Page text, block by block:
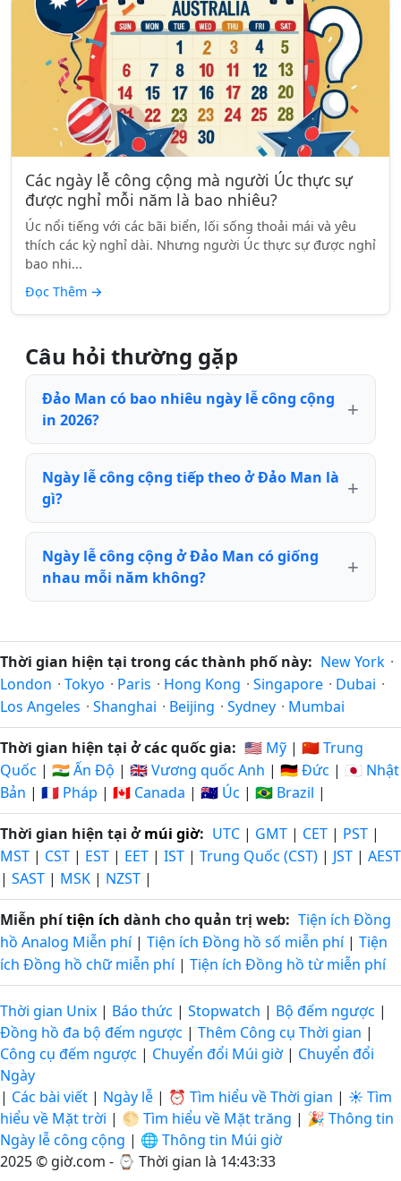
Các ngày lễ công cộng mà người Úc thực sự
được nghỉ mỗi năm là bao nhiêu?
Úc nổi tiếng với các bãi biển, lối sống thoải mái và yêu
thích các kỳ nghỉ dài. Nhưng người Úc thực sự được nghỉ
bao nhi...
Đọc Thêm →
Câu hỏi thường gặp
Đảo Man có bao nhiêu ngày lễ công cộng
in 2026?
Ngày lễ công cộng tiếp theo ở Đảo Man là
gì?
Ngày lễ công cộng ở Đảo Man có giống
nhau mỗi năm không?
Thời gian hiện tại trong các thành phố này: New York ·
London · Tokyo · Paris · Hong Kong · Singapore · Dubai ·
Los Angeles · Shanghai · Beijing · Sydney · Mumbai
Thời gian hiện tại ở các quốc gia: 🇺🇸 Mỹ | 🇨🇳 Trung
Quốc | 🇮🇳 Ấn Độ | 🇬🇧 Vương quốc Anh | 🇩🇪 Đức | 🇯🇵 Nhật
Bản | 🇫🇷 Pháp | 🇨🇦 Canada | 🇦🇺 Úc | 🇧🇷 Brazil |
Thời gian hiện tại ởmúi giờ: UTC | GMT | CET | PST |
MST | CST | EST | EET | IST | Trung Quốc (CST) | JST | AEST
| SAST | MSK | NZST |
Miễn phítiện ích dành cho quản trị web: Tiện ích Đồng
hồ Analog Miễn phí| Tiện ích Đồng hồ số miễn phí| Tiện
ích Đồng hồ chữ miễn phí| Tiện ích Đồng hồ từ miễn phí
Thời gian Unix | Báo thức | Stopwatch | Bộ đếm ngược |
Đồng hồ đa bộ đếm ngược | Thêm Công cụ Thời gian |
Công cụ đếm ngược | Chuyển đổi Múi giờ | Chuyển đổi
Ngày
| Các bài viết | Ngày lễ | ⏰ Tìm hiểu về Thời gian | ☀️ Tìm
hiểu về Mặt trời | 🌕 Tìm hiểu về Mặt trăng | 🎉 Thông tin
Ngày lễ công cộng | 🌐 Thông tin Múi giờ
2025 © giờ.com - ⌚ Thời gian là 14:43:34